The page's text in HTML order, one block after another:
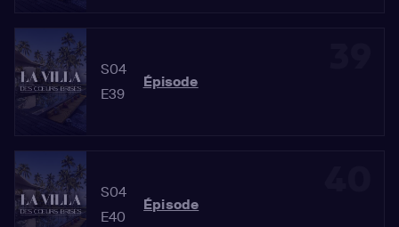
S04
E39
Épisode
S04
E40
Épisode